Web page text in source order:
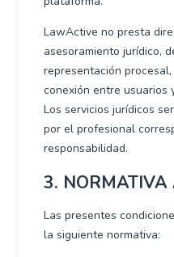
LawActive no presta
asesoramiento jurídico,
representación
conexión entre usuarios
Los servicios jurídicos
por el profesional
responsabilidad.
3.
Las presentes
la siguiente normativa: